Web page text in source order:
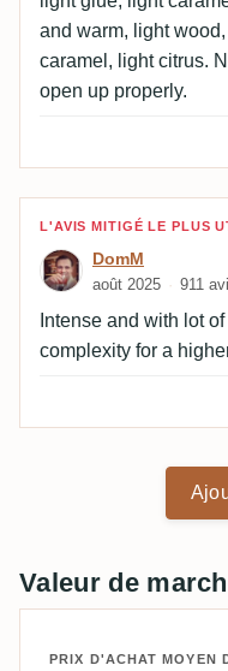
and warm, light
caramel, light citrus.
open up properly.
Avis de DomM
L'AVIS MITIGÉ LE PLUS
DomM
août 2025 911
Intense and with lot
complexity for a
Valeur de
PRIX D'ACHAT MOYEN